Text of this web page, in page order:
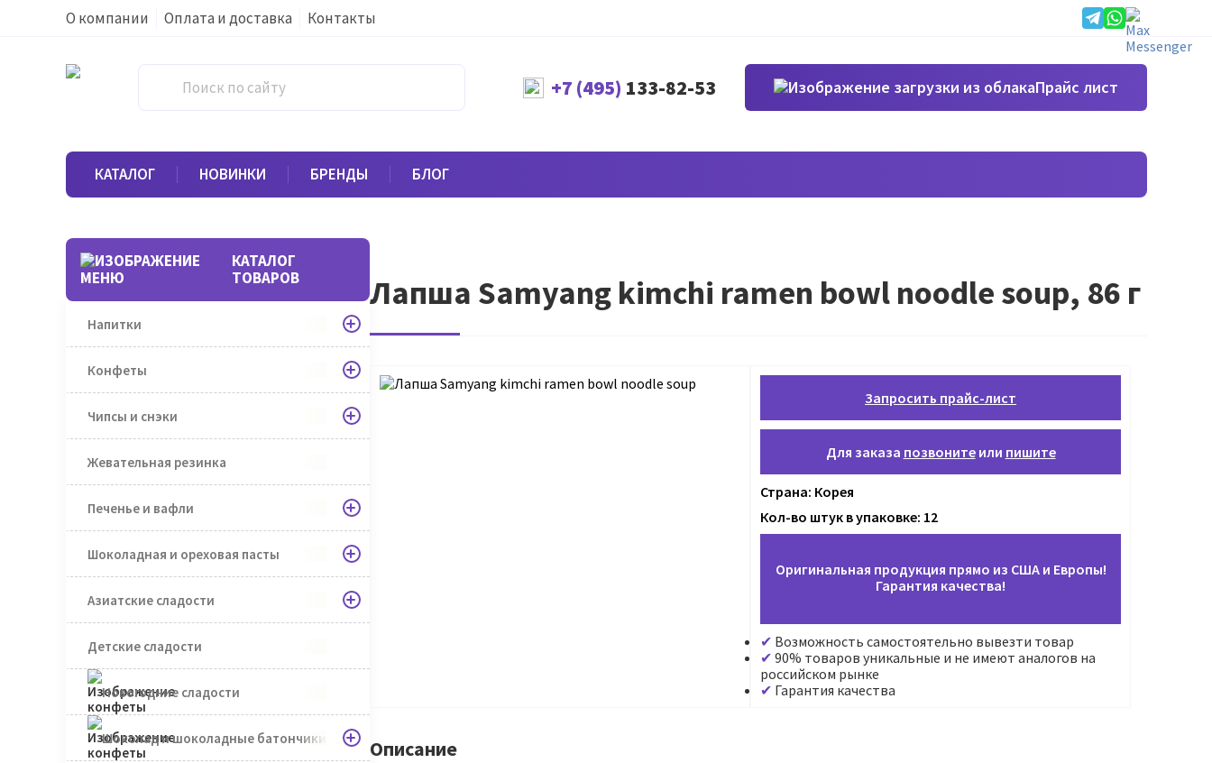
О компании Оплата и доставка Контакты
+7 (495) 133-82-53 Прайс лист
КАТАЛОГ НОВИНКИ БРЕНДЫ БЛОГ
КАТАЛОГ
ТОВАРОВ
Напитки
Конфеты
Чипсы и снэки
Жевательная резинка
Печенье и вафли
Шоколадная и ореховая пасты
Азиатские сладости
Детские сладости
Новогодние сладости
Шоколад и шоколадные батончики
Лапша Samyang kimchi ramen bowl noodle soup, 86 г
Запросить прайс-лист
Для заказа позвонитеили пишите
Страна: Корея
Кол-во штук в упаковке: 12
Оригинальная продукция прямо из США и Европы!
Гарантия качества!
Возможность самостоятельно вывезти товар
90% товаров уникальные и не имеют аналогов на
российском рынке
Гарантия качества
Описание